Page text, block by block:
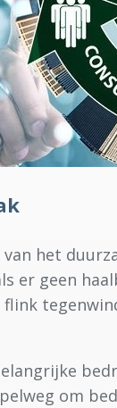
het
er geen
om